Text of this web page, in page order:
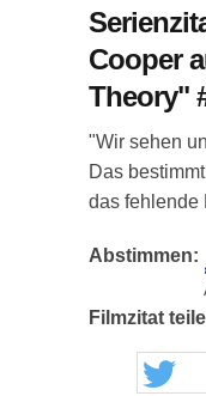
Cooper
Theory"
"Wir sehen
Das
das fehlende
Abstimmen:
Filmzitat